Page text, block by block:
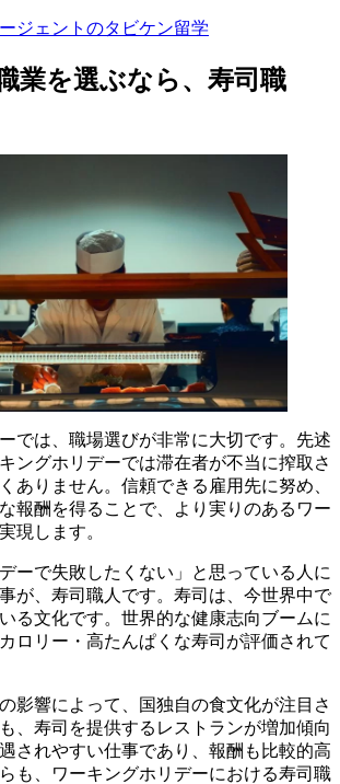
ジェントのタビケン留学
業を選ぶなら、寿司職
では、職場選びが非常に大切です。先述
ングホリデーでは滞在者が不当に搾取さ
ありません。信頼できる雇用先に努め、
報酬を得ることで、より実りのあるワー
現します。
ーで失敗したくない」と思っている人に
が、寿司職人です。寿司は、今世界中で
る文化です。世界的な健康志向ブームに
ロリー・高たんぱくな寿司が評価されて
影響によって、国独自の食文化が注目さ
、寿司を提供するレストランが増加傾向
されやすい仕事であり、報酬も比較的高
も、ワーキングホリデーにおける寿司職